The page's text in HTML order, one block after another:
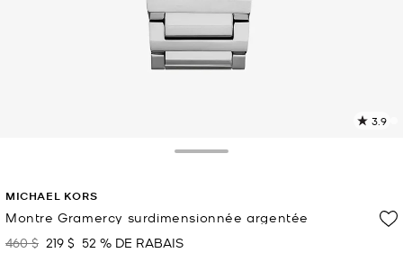
3.9
MICHAEL KORS
Montre Gramercy surdimensionnée argentée
était
460 $ maintenant
219 $ 52 % DE RABAIS